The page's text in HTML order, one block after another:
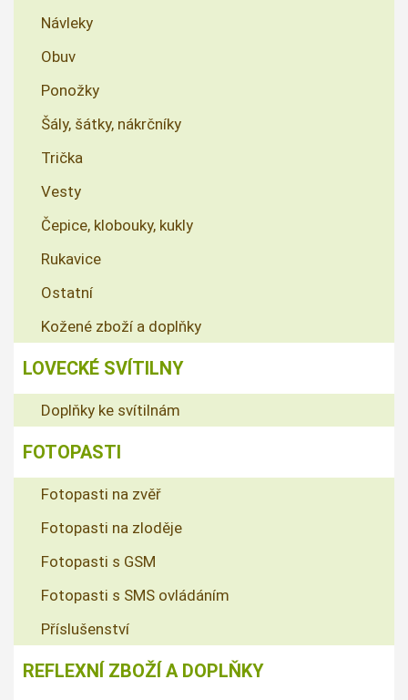
Návleky
Obuv
Ponožky
Šály, šátky, nákrčníky
Trička
Vesty
Čepice, klobouky, kukly
Rukavice
Ostatní
Kožené zboží a doplňky
LOVECKÉ SVÍTILNY
Doplňky ke svítilnám
FOTOPASTI
Fotopasti na zvěř
Fotopasti na zloděje
Fotopasti s GSM
Fotopasti s SMS ovládáním
Příslušenství
REFLEXNÍ ZBOŽÍ A DOPLŇKY